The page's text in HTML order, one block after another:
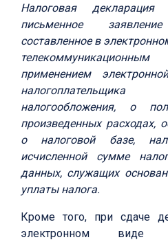
Налоговая декларация
письменное
составленное в
применением
налогообложения, о
произведенных расходах,
о налоговой базе,
исчисленной сумме
данных, служащих
уплаты налога.
Кроме того, при сдаче
электронном виде